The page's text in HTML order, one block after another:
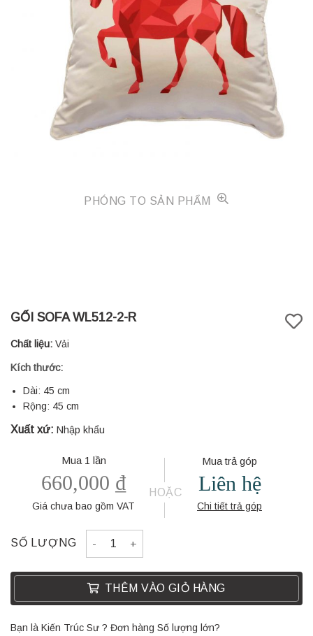
PHÓNG TO SẢN PHẨM
GỐI SOFA WL512-2-R
Chất liệu: Vải
Kích thước:
Dài: 45 cm
Rộng: 45 cm
Xuất xứ: Nhập khẩu
Mua 1 lần
660,000 ₫
Giá chưa bao gồm VAT
HOẶC
Mua trả góp
Liên hệ
Chi tiết trả góp
SỐ LƯỢNG GỐI SOFA WL512-2-R quantity
THÊM VÀO GIỎ HÀNG
Bạn là Kiến Trúc Sư ? Đơn hàng Số lượng lớn?